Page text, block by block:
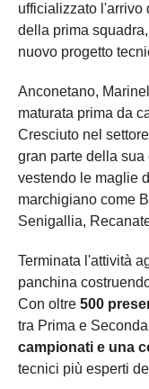
ufficializzato l'arrivo
della prima
nuovo progetto
Anconetano,
maturata prima da
Cresciuto nel
gran parte della
vestendo le maglie
marchigiano come
Senigallia,
Terminata l'attività
panchina
Con oltre 500
tra Prima e
campionati e una
tecnici più esperti